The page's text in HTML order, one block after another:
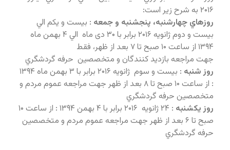
۲۰۱۶ به شرح زير است:
روزهاي چهارشنبه، پنجشنبه و جمعه : بيست و یکم الي
بیست و دوم ژانويه ۲۰۱۶ برابر با ۳۰ دی ماه الي ۴ بهمن ماه
۱۳۹۴ از ساعت ۱۰ صبح تا ۷ بعد از ظهر، فقط
جهت مراجعه بازدید کنندگان و متخصصین حرفه گردشگري
روز شنبه
: بیست و سوم ژانويه ۲۰۱۶ برابر با ۳ بهمن ماه ۱۳۹۴
: از ساعت ۱۰ صبح تا ۸ بعد از ظهر جهت مراجعه عموم مردم و
متخصصين حرفه گردشگري
روز يكشنبه
: ۲۴ ژانویه ۲۰۱۶ برابر با ۴ بهمن ۱۳۹۴ : از ساعت ۱۰
صبح تا ۶ بعد از ظهر جهت مراجعه عموم مردم و متخصصين
حرفه گردشگري